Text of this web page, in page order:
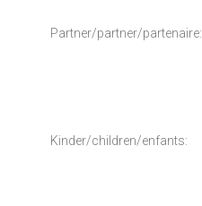
Partner/partner/partenaire:
Kinder/children/enfants: